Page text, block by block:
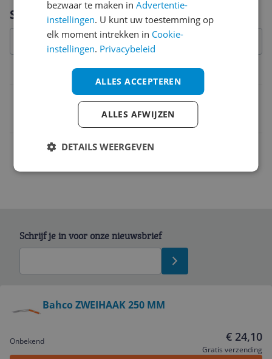
Specificaties
Belangrijkste kenmerken
Vraag 1 van 4
Bahco ZWEIHAAK 250 MM
Onbekend € 24,10
Gratis verzending
Schrijf je in voor onze nieuwsbrief
bezwaar te maken inAdvertentie-
instellingen. U kunt uw toestemming op
elk moment intrekken in Cookie-
instellingen. Privacybeleid
ALLES ACCEPTEREN
ALLES AFWIJZEN
DETAILS WEERGEVEN